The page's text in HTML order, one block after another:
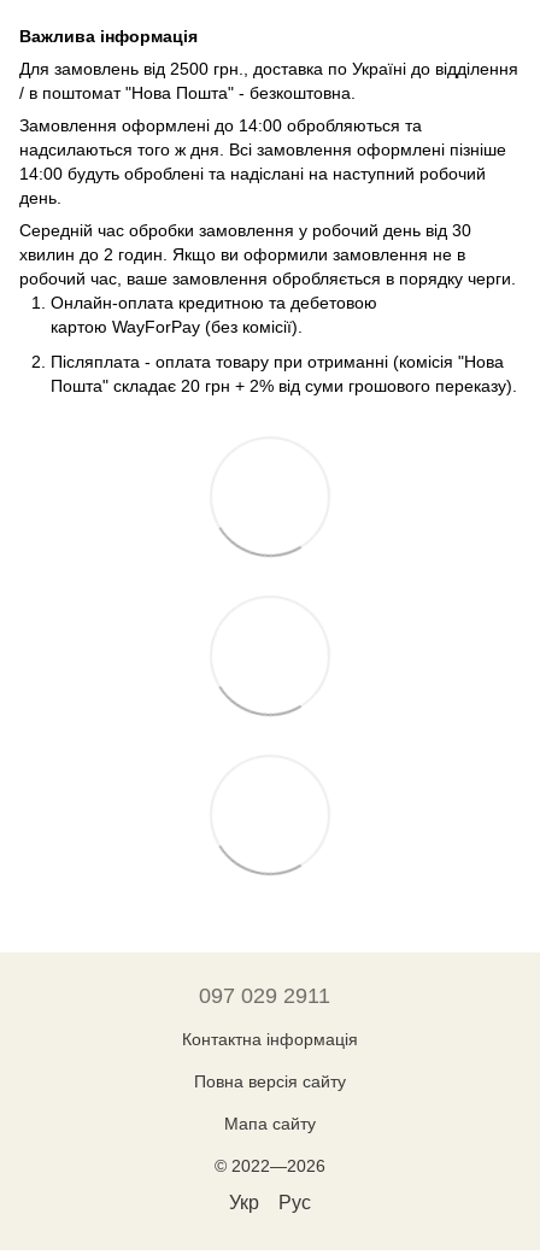
Важлива інформація
Для замовлень від 2500 грн., доставка по Україні до відділення
/ в поштомат "Нова Пошта" - безкоштовна.
Замовлення оформлені до 14:00 обробляються та
надсилаються того ж дня. Всі замовлення оформлені пізніше
14:00 будуть оброблені та надіслані на наступний робочий
день.
Середній час обробки замовлення у робочий день від 30
хвилин до 2 годин. Якщо ви оформили замовлення не в
робочий час, ваше замовлення обробляється в порядку черги.
Онлайн-оплата кредитною та дебетовою
картою WayForPay (без комісії).
Післяплата - оплата товару при отриманні (комісія "Нова
Пошта" складає 20 грн + 2% від суми грошового переказу).
097 029 2911
Контактна інформація
Повна версія сайту
Мапа сайту
© 2022—2026
Укр Рус